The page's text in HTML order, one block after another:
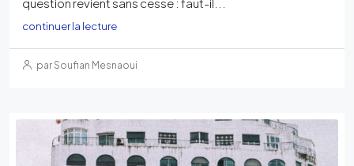
continuer la lecture
par Soufian Mesnaoui